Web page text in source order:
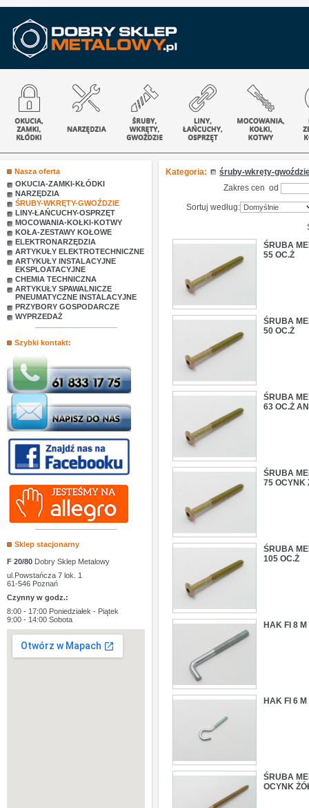
Nasza oferta
OKUCIA-ZAMKI-KŁÓDKI
NARZĘDZIA
ŚRUBY-WKRĘTY-GWOŹDZIE
LINY-ŁAŃCUCHY-OSPRZĘT
MOCOWANIA-KOŁKI-KOTWY
KOŁA-ZESTAWY KOŁOWE
ELEKTRONARZĘDZIA
ARTYKUŁY ELEKTROTECHNICZNE
ARTYKUŁY INSTALACYJNE
EKSPLOATACYJNE
CHEMIA TECHNICZNA
ARTYKUŁY SPAWALNICZE
PNEUMATYCZNE INSTALACYJNE
PRZYBORY GOSPODARCZE
WYPRZEDAŻ
Szybki kontakt:
Sklep stacjonarny
F 20/80 Dobry Sklep Metalowy
ul.Powstańcza 7 lok. 1
61-546 Poznań
Czynny w godz.:
8:00 - 17:00 Poniedziałek - Piątek
9:00 - 14:00 Sobota
Kategoria:
śruby-wkręty-
Zakres cen od
Sortuj według:
ŚRUBA
55 OC.Ż
ŚRUBA
50 OC.Ż
ŚRUBA
63 OC.Ż
ŚRUBA
75 OCYNK
ŚRUBA
105 OC.Ż
HAK FI 8
HAK FI 6
ŚRUBA
OCYNK